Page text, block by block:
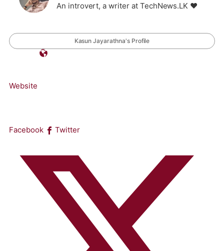
An introvert, a writer at TechNews.LK ❤️
Kasun Jayarathna's Profile
Website
Facebook Twitter